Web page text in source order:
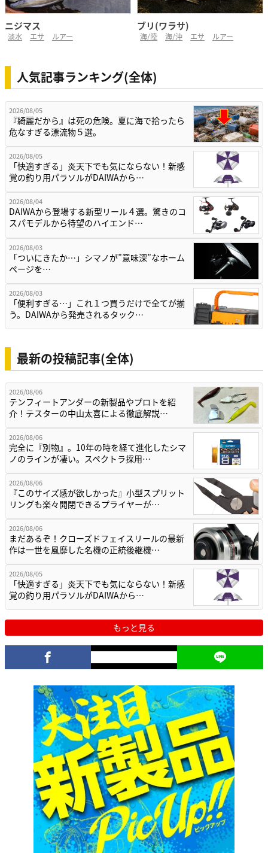
ニジマス
淡水 エサ ルアー
ブリ(ワラサ)
海/陸 海/沖 エサ ルアー
人気記事ランキング(全体)
2026/08/05
『綺麗だから』は死の危険。夏に海で拾ったら
危なすぎる漂流物５選。
2026/08/05
「快適すぎる」炎天下でも気にならない！新感
覚の釣り用パラソルがDAIWAから…
2026/08/04
DAIWAから登場する新型リール４選。驚きのコ
スパモデルから待望のハイエンド…
2026/08/03
「ついにきたか…」シマノが”意味深”なホーム
ページを…
2026/08/03
「便利すぎる…」これ１つ買うだけで全てが揃
う。DAIWAから発売されるタック…
最新の投稿記事(全体)
2026/08/06
テンフィートアンダーの新製品やプロトを紹
介！テスターの中山太喜による徹底解説…
2026/08/06
完全に『別物』。10年の時を経て進化したシマ
ノのラインが凄い。スペクトラ採用…
2026/08/06
『このサイズ感が欲しかった』小型スプリット
リングも楽々開閉できるプライヤーが…
2026/08/06
まだあるぞ！クローズドフェイスリールの最新
作は一世を風靡した名機の正統後継機…
2026/08/05
「快適すぎる」炎天下でも気にならない！新感
覚の釣り用パラソルがDAIWAから…
もっと見る